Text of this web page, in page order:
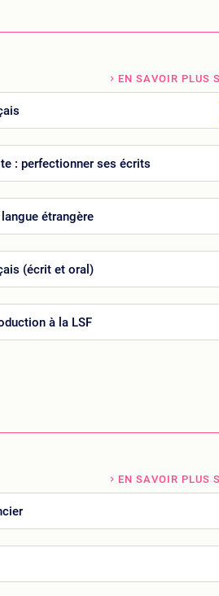
EN SAVOIR PLUS
: perfectionner ses écrits
étrangère
(écrit et oral)
à la LSF
EN SAVOIR PLUS